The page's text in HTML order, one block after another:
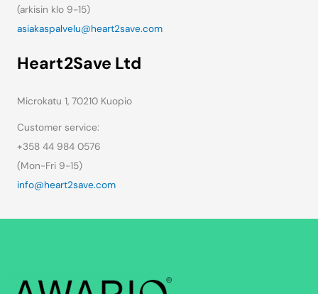
(arkisin klo 9-15)
asiakaspalvelu@heart2save.com
Heart2Save Ltd
Microkatu 1, 70210 Kuopio
Customer service:
+358 44 984 0576
(Mon-Fri 9-15)
info@heart2save.com